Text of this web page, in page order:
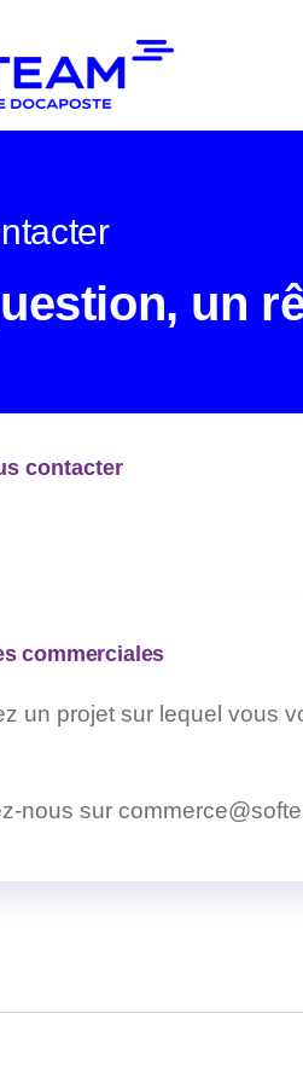
un
contacter
commerciales
un projet sur lequel vous
nous sur